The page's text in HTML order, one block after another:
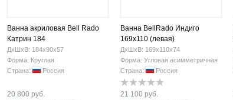
Ванна акриловая Bell Rado
Катрин 184
ДхШхВ: 184х90х57
Форма: Круглая
Страна:
Россия
20 800 руб.
Ванна BellRado Индиго
169х110 (левая)
ДхШхВ: 169х110х74
Форма: Угловая асимметричная
Страна:
Россия
21 100 руб.